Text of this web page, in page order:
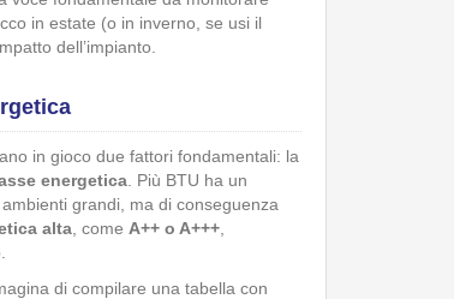
in estate (o in inverno, se usi il
dell’impianto.
in gioco due fattori fondamentali: la
energetica . Più BTU ha un
grandi, ma di conseguenza
alta , come A++ o A+++
di compilare una tabella con